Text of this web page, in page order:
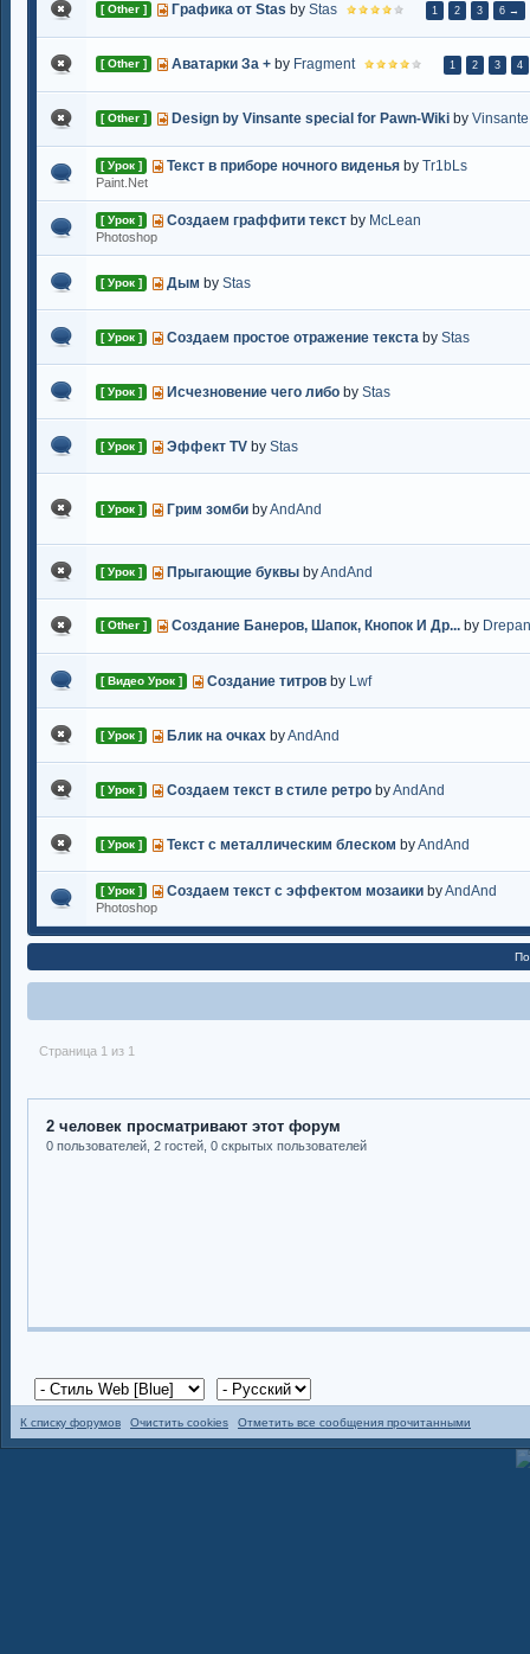
Графика от Stas by Stas
[ Other ] 1 2 3 6 →
Аватарки За + by Fragment
[ Other ] 1 2 3 4
Design by Vinsante special for Pawn-Wiki by Vinsante
[ Other ]
Текст в приборе ночного виденья by Tr1bLs
[ Урок ]
Paint.Net
Создаем граффити текст by McLean
[ Урок ]
Photoshop
Дым by Stas
[ Урок ]
Создаем простое отражение текста by Stas
[ Урок ]
Исчезновение чего либо by Stas
[ Урок ]
Эффект TV by Stas
[ Урок ]
Грим зомби byAndAnd
[ Урок ]
Прыгающие буквы byAndAnd
[ Урок ]
Создание Банеров, Шапок, Кнопок И Др... by Drepan
[ Other ]
Создание титров by Lwf
[ Видео Урок ]
Блик на очках byAndAnd
[ Урок ]
Создаем текст в стиле ретро byAndAnd
[ Урок ]
Текст с металлическим блеском byAndAnd
[ Урок ]
Создаем текст с эффектом мозаики byAndAnd
[ Урок ]
Photoshop
Страница 1 из 1
2 человек просматривают этот форум
0 пользователей, 2 гостей, 0 скрытых пользователей
К списку форумов Очистить cookies Отметить все сообщения прочитанными